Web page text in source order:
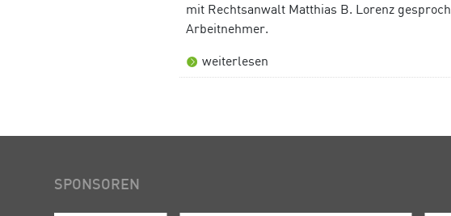
mit Rechtsanwalt Matthias B. Lorenz
Arbeitnehmer.
weiterlesen
SPONSOREN